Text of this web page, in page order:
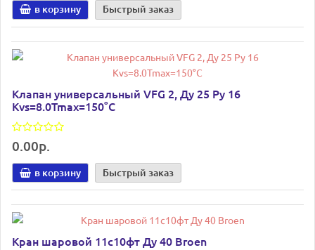
в корзину Быстрый заказ
Клапан универсальный VFG 2, Ду 25 Ру 16
Kvs=8.0Tmax=150°С
0.00р.
в корзину Быстрый заказ
Кран шаровой 11с10фт Ду 40 Broen